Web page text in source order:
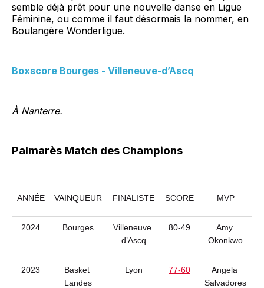
semble déjà prêt pour une nouvelle danse en Ligue
Féminine, ou comme il faut désormais la nommer, en
Boulangère Wonderligue.
Boxscore Bourges - Villeneuve-d’Ascq
À Nanterre.
Palmarès Match des Champions
ANNÉE VAINQUEUR FINALISTE SCORE MVP
2024 Bourges
Villeneuve
d’Ascq
80-49
Amy
Okonkwo
2023
Basket
Landes
Lyon 77-60
Angela
Salvadores